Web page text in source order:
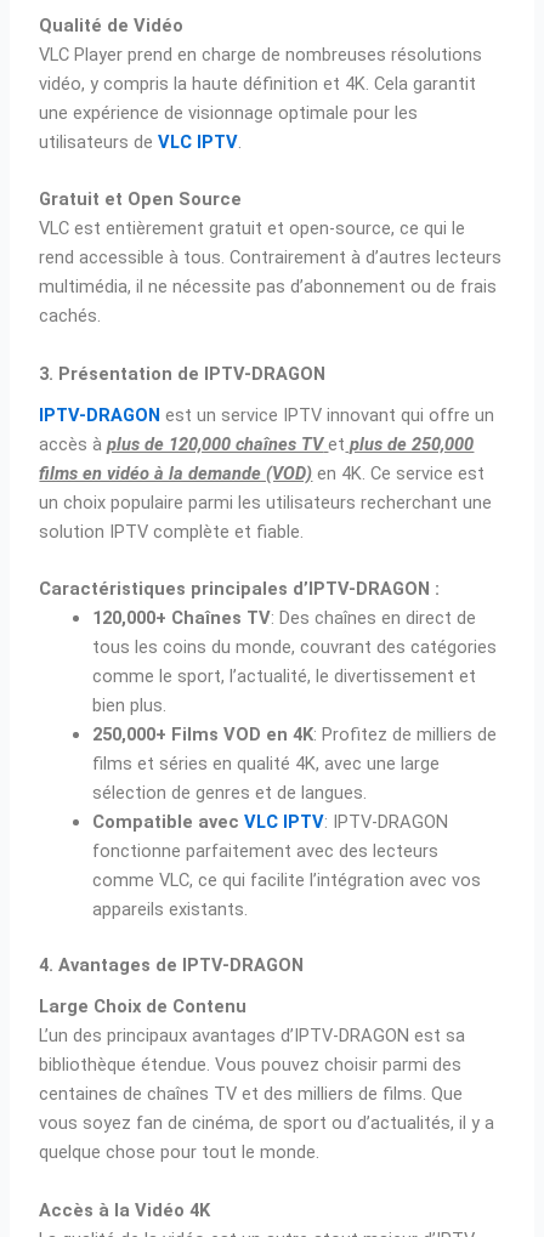
Qualité de Vidéo
VLC Player prend en charge de nombreuses résolutions
vidéo, y compris la haute définition et 4K. Cela garantit
une expérience de visionnage optimale pour les
utilisateurs deVLC IPTV.
Gratuit et Open Source
VLC est entièrement gratuit et open-source, ce qui le
rend accessible à tous. Contrairement à d’autres lecteurs
multimédia, il ne nécessite pas d’abonnement ou de frais
cachés.
3. Présentation de IPTV-DRAGON
IPTV-DRAGON est un service IPTV innovant qui offre un
accès àplus de 120,000 chaînes TV et plus de 250,000
films en vidéo à la demande (VOD) en 4K. Ce service est
un choix populaire parmi les utilisateurs recherchant une
solution IPTV complète et fiable.
Caractéristiques principales d’IPTV-DRAGON :
120,000+ Chaînes TV: Des chaînes en direct de
tous les coins du monde, couvrant des catégories
comme le sport, l’actualité, le divertissement et
bien plus.
250,000+ Films VOD en 4K: Profitez de milliers de
films et séries en qualité 4K, avec une large
sélection de genres et de langues.
Compatible avecVLC IPTV: IPTV-DRAGON
fonctionne parfaitement avec des lecteurs
comme VLC, ce qui facilite l’intégration avec vos
appareils existants.
4. Avantages de IPTV-DRAGON
Large Choix de Contenu
L’un des principaux avantages d’IPTV-DRAGON est sa
bibliothèque étendue. Vous pouvez choisir parmi des
centaines de chaînes TV et des milliers de films. Que
vous soyez fan de cinéma, de sport ou d’actualités, il y a
quelque chose pour tout le monde.
Accès à la Vidéo 4K